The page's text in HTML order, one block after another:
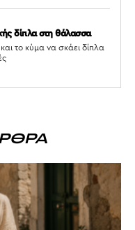
δίπλα στη θάλασσα
το κύμα να σκάει δίπλα